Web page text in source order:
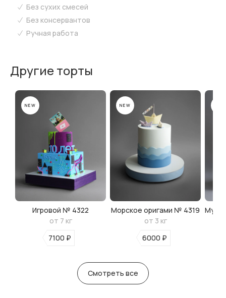
Без сухих смесей
Без консервантов
Ручная работа
Другие торты
Игровой № 4322
от 7 кг
7100 ₽
NEW
Морское оригами № 4319
от 3 кг
6000 ₽
NEW
Смотреть все